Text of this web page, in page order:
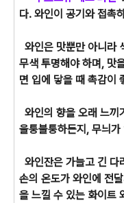
다. 와인이 공기와 접촉
와인은 맛뿐만 아니라
무색 투명해야 하며, 맛
면 입에 닿을 때 촉감이
와인의 향을 오래 느끼
울퉁불퉁하든지, 무늬
와인잔은 가늘고 긴 다
손의 온도가 와인에 전
을 느낄 수 있는 화이트